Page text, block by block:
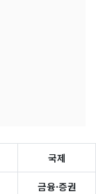
국제
금융·증권